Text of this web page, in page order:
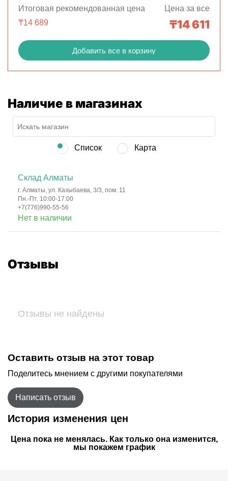
Итоговая рекомендованная цена
₸14 689
Цена за все
₸14 611
Добавить все в корзину
Наличие в магазинах
Список Карта
Склад Алматы
г. Алматы, ул. Казыбаева, 3/3, пом. 11
Пн.-Пт. 10:00-17:00
+7(776)990-55-56
Нет в наличии
Отзывы
Отзывы не найдены
Оставить отзыв на этот товар
Поделитесь мнением с другими покупателями
Написать отзыв
История изменения цен
Цена пока не менялась. Как только она изменится,
мы покажем график